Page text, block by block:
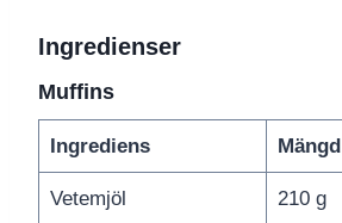
Ingredienser
Muffins
Ingrediens Mängd
Vetemjöl 210 g